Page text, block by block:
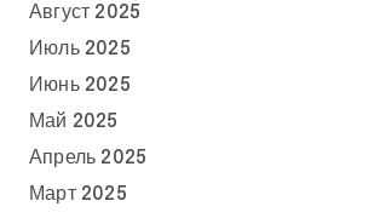
Август 2025
Июль 2025
Июнь 2025
Май 2025
Апрель 2025
Март 2025